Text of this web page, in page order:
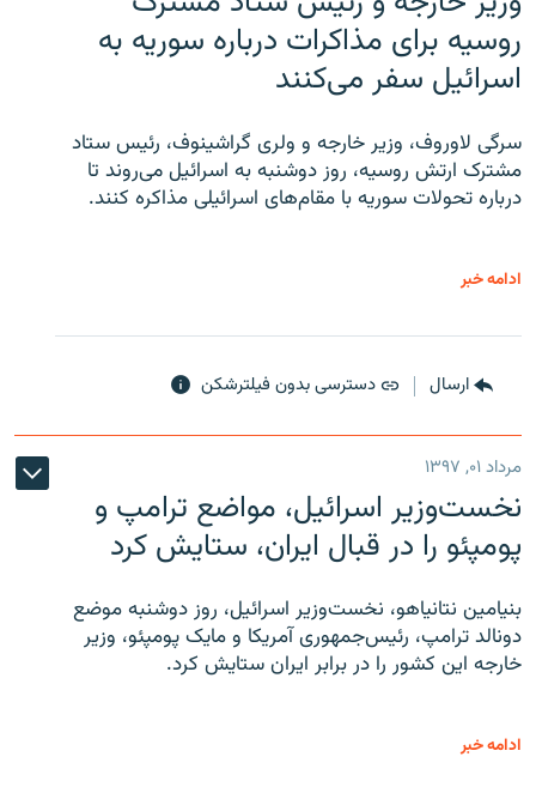
روسیه برای مذاکرات درباره سوریه به
اسرائیل سفر می‌کنند
سرگی لاوروف، وزیر خارجه و ولری گراشینوف، رئیس ستاد
مشترک ارتش روسیه، روز دوشنبه به اسرائیل می‌روند تا
درباره تحولات سوریه با مقام‌های اسرائیلی مذاکره کنند.
ادامه خبر
ارسال دسترسی بدون فیلترشکن
مرداد ۰۱, ۱۳۹۷
نخست‌وزیر اسرائیل، مواضع ترامپ و
پومپئو را در قبال ایران، ستایش کرد
بنیامین نتانیاهو، نخست‌وزیر اسرائیل، روز دوشنبه موضع
دونالد ترامپ، رئیس‌جمهوری آمریکا و مایک پومپئو، وزیر
خارجه این کشور را در برابر ایران ستایش کرد.
ادامه خبر